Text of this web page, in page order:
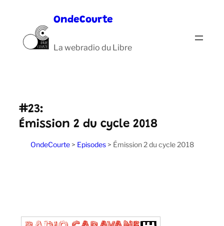
contenu
OndeCourte
La webradio du Libre
#23:
Émission 2 du cycle 2018
OndeCourte> Episodes> Émission 2 du cycle 2018